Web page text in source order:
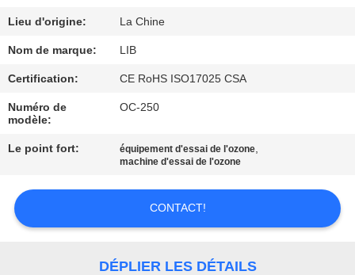
QUALITÉ
CONTACTEZ-
NOUS
NOUVELLES
DEMANDEZ
UNE
CITATION
Lieu d'origine: La Chine
Nom de marque: LIB
Certification: CE RoHS ISO17025 CSA
Numéro de
modèle:
OC-250
Le point fort: équipement d'essai de l'ozone,
machine d'essai de l'ozone
CONTACT!
DÉPLIER LES DÉTAILS